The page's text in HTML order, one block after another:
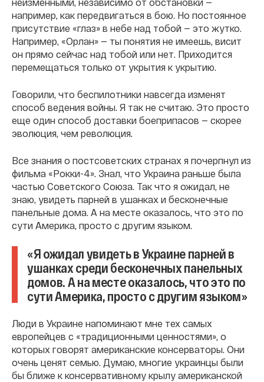
неизменными, независимо от обстановки —
например, как передвигаться в бою. Но постоянное
присутствие «глаз» в небе над тобой — это жутко.
Например, «Орлан» — ты понятия не имеешь, висит
он прямо сейчас над тобой или нет. Приходится
перемещаться только от укрытия к укрытию.
Говорили, что беспилотники навсегда изменят
способ ведения войны. Я так не считаю. Это просто
еще один способ доставки боеприпасов — скорее
эволюция, чем революция.
Все знания о постсоветских странах я почерпнул из
фильма «Рокки-4». Знал, что Украина раньше была
частью Советского Союза. Так что я ожидал, не
знаю, увидеть парней в ушанках и бесконечные
панельные дома. А на месте оказалось, что это по
сути Америка, просто с другим языком.
«Я ожидал увидеть в Украине парней в
ушанках среди бесконечных панельных
домов. А на месте оказалось, что это по
сути Америка, просто с другим языком»
Люди в Украине напоминают мне тех самых
европейцев с «традиционными ценностями», о
которых говорят американские консерваторы. Они
очень ценят семью. Думаю, многие украинцы были
бы ближе к консервативному крылу американской